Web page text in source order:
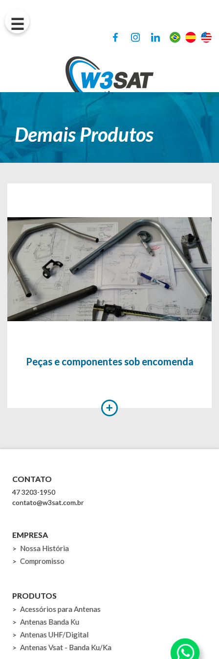
Demais Produtos
Peças e componentes sob encomenda
CONTATO
47 3203-1950
contato@w3sat.com.br
EMPRESA
Nossa História
Compromisso
PRODUTOS
Acessórios para Antenas
Antenas Banda Ku
Antenas UHF/Digital
Antenas Vsat - Banda Ku/Ka